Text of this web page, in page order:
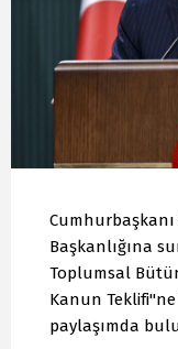
Cumhurbaşkanı
Başkanlığına
Toplumsal
Kanun
paylaşımda